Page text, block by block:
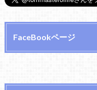
FaceBookページ